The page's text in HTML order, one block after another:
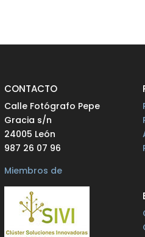
CONTACTO
Calle Fotógrafo Pepe
Gracia s/n
24005 León
987 26 07 96
Miembros de